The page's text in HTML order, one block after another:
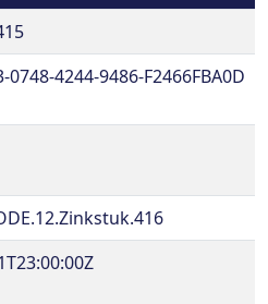
0748-4244-9486-F2466FBA0D